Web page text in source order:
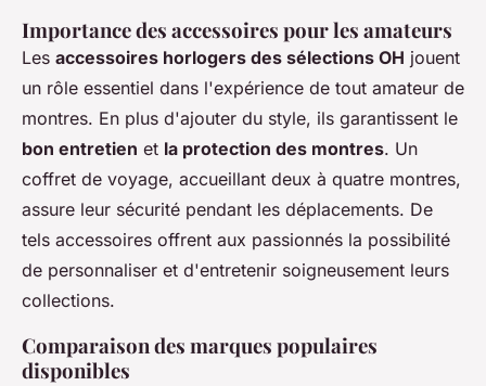
Importance des accessoires pour les amateurs
Les accessoires horlogers des sélections OH jouent
un rôle essentiel dans l'expérience de tout amateur de
montres. En plus d'ajouter du style, ils garantissent le
bon entretien et la protection des montres. Un
coffret de voyage, accueillant deux à quatre montres,
assure leur sécurité pendant les déplacements. De
tels accessoires offrent aux passionnés la possibilité
de personnaliser et d'entretenir soigneusement leurs
collections.
Comparaison des marques populaires
disponibles